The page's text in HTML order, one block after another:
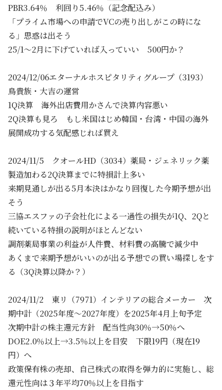
PBR3.64％ 利回り5.46％（記念配込み）
「プライム市場への申請でVCの売り出しがこの時にな
る」思惑は出そう
25/1～2月に下げていれば入っていい 500円か？
2024/12/06エターナルホスピタリティグループ（3193）
鳥貴族・大吉の運営
1Q決算 海外出店費用かさんで決算内容悪い
2Q決算も見ろ もし米国はじめ韓国・台湾・中国の海外
展開成功する気配感じれば買え
2024/11/5 クオールHD（3034）薬局・ジェネリック薬
製造加わる2Q決算までに特損計上多い
来期見通しが出る5月本決はかなり回復した今期予想が出
そう
三協エスファの子会社化による一過性の損失が1Q、2Qと
続いている特損の説明がほとんどない
調剤薬局事業の利益が人件費、材料費の高騰で減少中
あくまで来期予想がいいのが出る予想での買い場探しをす
る（3Q決算以降か？）
2024/11/2 東リ（7971）インテリアの総合メーカー 次
期中計（2025年度～2027年度）を2025年4月上旬予定
次期中計の株主還元方針 配当性向30％→50％へ
DOE2.0％以上→3.5％以上を目安 下限19円（現在19
円）へ
政策保有株の売却、自己株式の取得を弾力的に実施し、総
還元性向は３年平均70％以上を目指す